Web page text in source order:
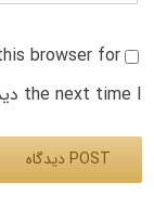
browser for
the next time I دیدگاه.